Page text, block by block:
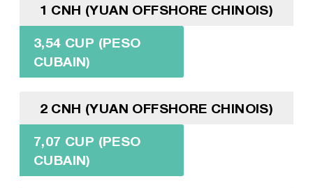
1 CNH (YUAN OFFSHORE CHINOIS)
3,54 CUP (PESO
CUBAIN)
2 CNH (YUAN OFFSHORE CHINOIS)
7,07 CUP (PESO
CUBAIN)